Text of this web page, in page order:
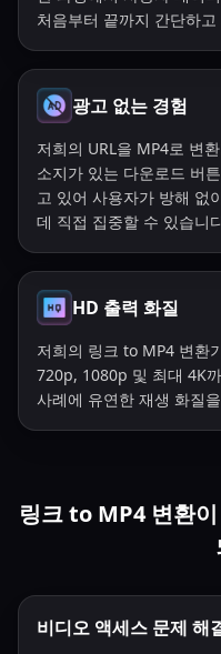
처음부터 끝까지 간단하
광고 없는 경험
저희의 URL을 MP4로 변
소지가 있는 다운로드 버
고 있어 사용자가 방해 없
데 직접 집중할 수 있습니
HD 출력 화질
저희의 링크 to MP4 변환
720p, 1080p 및 최대 4K
사례에 유연한 재생 화질
링크 to MP4 변환
비디오 액세스 문제 해